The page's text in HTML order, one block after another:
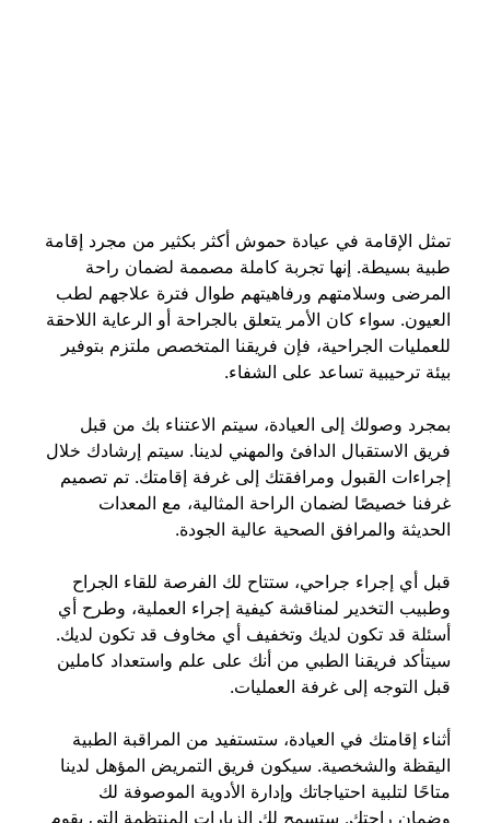
تمثل الإقامة في عيادة حموش أكثر بكثير من مجرد إقامة
طبية بسيطة. إنها تجربة كاملة مصممة لضمان راحة
المرضى وسلامتهم ورفاهيتهم طوال فترة علاجهم لطب
العيون. سواء كان الأمر يتعلق بالجراحة أو الرعاية اللاحقة
للعمليات الجراحية، فإن فريقنا المتخصص ملتزم بتوفير
بيئة ترحيبية تساعد على الشفاء.
بمجرد وصولك إلى العيادة، سيتم الاعتناء بك من قبل
فريق الاستقبال الدافئ والمهني لدينا. سيتم إرشادك خلال
إجراءات القبول ومرافقتك إلى غرفة إقامتك. تم تصميم
غرفنا خصيصًا لضمان الراحة المثالية، مع المعدات
الحديثة والمرافق الصحية عالية الجودة.
قبل أي إجراء جراحي، ستتاح لك الفرصة للقاء الجراح
وطبيب التخدير لمناقشة كيفية إجراء العملية، وطرح أي
أسئلة قد تكون لديك وتخفيف أي مخاوف قد تكون لديك.
سيتأكد فريقنا الطبي من أنك على علم واستعداد كاملين
قبل التوجه إلى غرفة العمليات.
أثناء إقامتك في العيادة، ستستفيد من المراقبة الطبية
اليقظة والشخصية. سيكون فريق التمريض المؤهل لدينا
متاحًا لتلبية احتياجاتك وإدارة الأدوية الموصوفة لك
وضمان راحتك. ستسمح لك الزيارات المنتظمة التي يقوم